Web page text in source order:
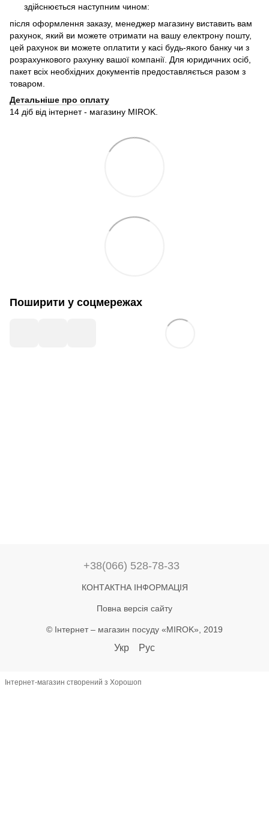
здійснюється наступним чином:
після оформлення заказу, менеджер магазину виставить вам
рахунок, який ви можете отримати на вашу електрону пошту,
цей рахунок ви можете оплатити у касі будь-якого банку чи з
розрахункового рахунку вашої компанії. Для юридичних осіб,
пакет всіх необхідних документів предоставляється разом з
товаром.
Детальніше про оплату
14 діб від інтернет - магазину MIROK.
Поширити у соцмережах
+38(066) 528-78-33
КОНТАКТНА ІНФОРМАЦІЯ
Повна версія сайту
© Інтернет – магазин посуду «MIROK», 2019
Укр Рус
Інтернет-магазин створений з Хорошоп